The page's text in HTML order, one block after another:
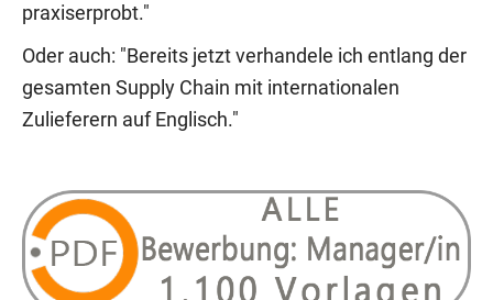
praxiserprobt."
Oder auch: "Bereits jetzt verhandele ich entlang der
gesamten Supply Chain mit internationalen
Zulieferern auf Englisch."